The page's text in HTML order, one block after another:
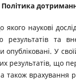
Політика
якого наукові
результатів та
У
результатів, що
врахування